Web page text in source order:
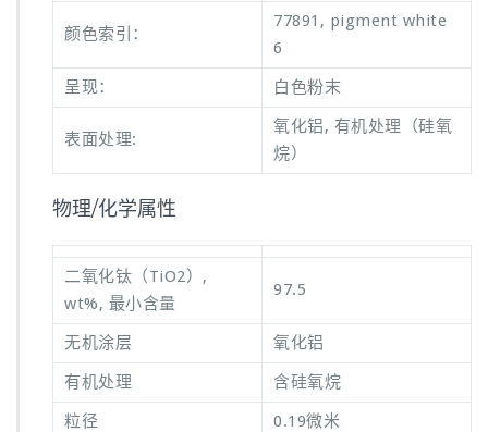
颜色索引：
77891, pigment white
6
呈现：
白色粉末
表面处理:
氧化铝, 有机处理（硅氧
烷）
物理/化学属性
二氧化钛（TiO2）,
wt%, 最小含量
97.5
无机涂层
氧化铝
有机处理
含硅氧烷
粒径
0.19微米